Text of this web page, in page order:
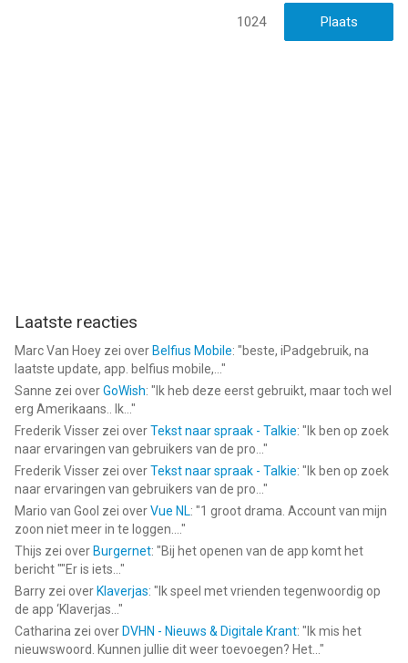
iPhone app met iOS versie 15.1 of hoger, geschikt bevonden
1024
Laatste reacties
Marc Van Hoey zei over Belfius Mobile: "beste, iPadgebruik, na
laatste update, app. belfius mobile,... "
Sanne zei overGoWish: " Ik heb deze eerst gebruikt, maar toch wel
erg Amerikaans.. Ik... "
Frederik Visser zei overTekst naar spraak - Talkie: " Ik ben op zoek
naar ervaringen van gebruikers van de pro... "
Frederik Visser zei overTekst naar spraak - Talkie: " Ik ben op zoek
naar ervaringen van gebruikers van de pro... "
Mario van Gool zei overVue NL: "1 groot drama. Account van mijn
zoon niet meer in te loggen.... "
Thijs zei over Burgernet: "Bij het openen van de app komt het
bericht ""Er is iets... "
Barry zei over Klaverjas: " Ik speel met vrienden tegenwoordig op
de app ‘Klaverjas... "
Catharina zei over DVHN - Nieuws & Digitale Krant: " Ik mis het
nieuwswoord. Kunnen jullie dit weer toevoegen? Het... "